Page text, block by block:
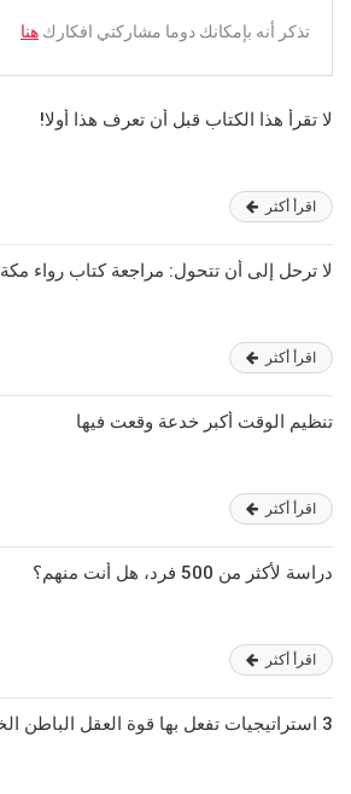
تذكر أنه بإمكانك دوما مشاركتي افكارك هنا
لا تقرأ هذا الكتاب قبل أن تعرف هذا أولا!
اقرأ أكثر
لا ترحل إلى أن تتحول: مراجعة كتاب رواء مكة
اقرأ أكثر
تنظيم الوقت أكبر خدعة وقعت فيها
اقرأ أكثر
دراسة لأكثر من 500 فرد، هل أنت منهم؟
اقرأ أكثر
3 استراتيجيات تفعل بها قوة العقل الباطن الخاص بك